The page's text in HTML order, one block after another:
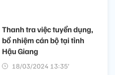
Thanh tra việc tuyển dụng,
bổ nhiệm cán bộ tại tỉnh
Hậu Giang
18/03/2024 13:35’